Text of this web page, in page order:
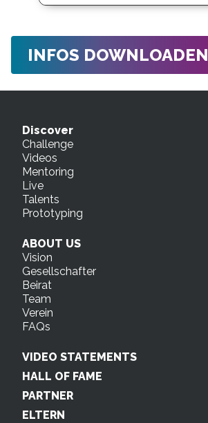
INFOS DOWNLOADEN
Discover
Challenge
Videos
Mentoring
Live
Talents
Prototyping
ABOUT US
Vision
Gesellschafter
Beirat
Team
Verein
FAQs
VIDEO STATEMENTS
HALL OF FAME
PARTNER
ELTERN